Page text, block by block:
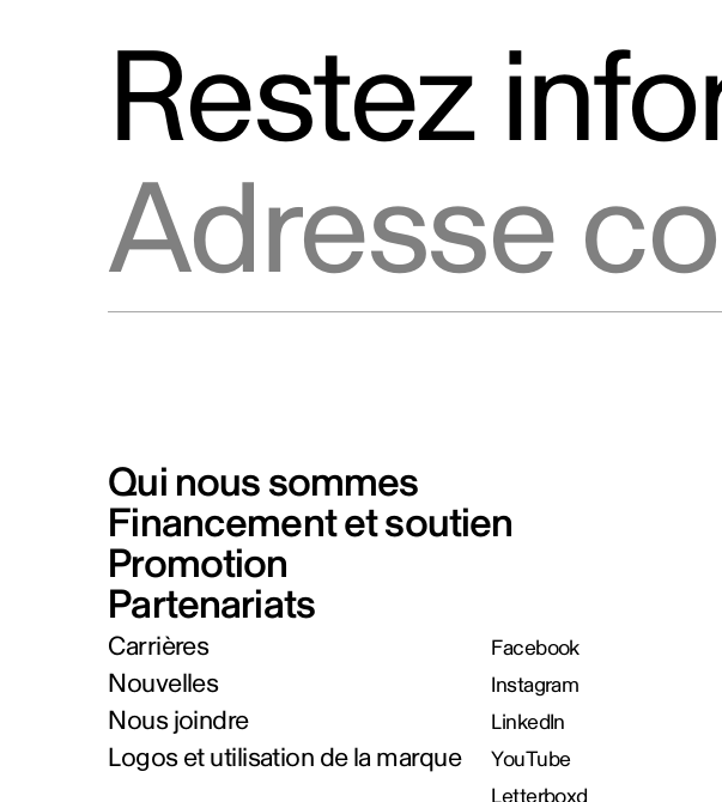
Restez
Qui nous sommes
Financement et soutien
Promotion
Partenariats
Carrières
Nouvelles
Nous joindre
Logos et utilisation de la marque
Facebook
Instagram
LinkedIn
YouTube
Letterboxd